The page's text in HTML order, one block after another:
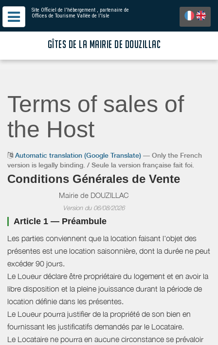
Site Officiel de l'hébergement , partenaire de
Offices de Tourisme Vallée de l'Isle
GÎTES DE LA MAIRIE DE DOUZILLAC
Terms of sales of
the Host
Automatic translation (Google Translate) — Only the French
version is legally binding. / Seule la version française fait foi.
Conditions Générales de Vente
Mairie de DOUZILLAC
Version du 06/08/2026
Article 1 — Préambule
Les parties conviennent que la location faisant l'objet des
présentes est une location saisonnière, dont la durée ne peut
excéder 90 jours.
Le Loueur déclare être propriétaire du logement et en avoir la
libre disposition et la pleine jouissance durant la période de
location définie dans les présentes.
Le Loueur pourra justifier de la propriété de son bien en
fournissant les justificatifs demandés par le Locataire.
Le Locataire ne pourra en aucune circonstance se prévaloir